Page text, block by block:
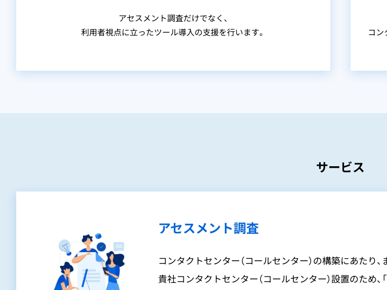
アセスメント調査だけでなく、
利用者視点に立ったツール導入の支援を行います。
コン
サービス
アセスメント調査
コンタクトセンター（コールセンター）の構築にあたり
貴社コンタクトセンター（コールセンター）設置のため、